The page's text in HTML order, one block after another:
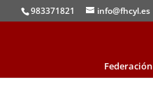
983371821 info@fhcyl.es
Federación